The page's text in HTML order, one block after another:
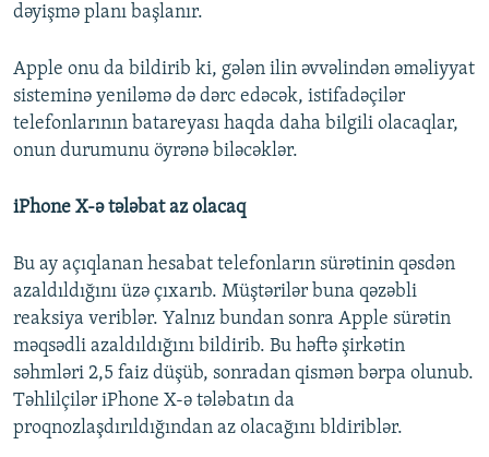
dəyişmə planı başlanır.
Apple onu da bildirib ki, gələn ilin əvvəlindən əməliyyat
sisteminə yeniləmə də dərc edəcək, istifadəçilər
telefonlarının batareyası haqda daha bilgili olacaqlar,
onun durumunu öyrənə biləcəklər.
iPhone X-ə tələbat az olacaq
Bu ay açıqlanan hesabat telefonların sürətinin qəsdən
azaldıldığını üzə çıxarıb. Müştərilər buna qəzəbli
reaksiya veriblər. Yalnız bundan sonra Apple sürətin
məqsədli azaldıldığını bildirib. Bu həftə şirkətin
səhmləri 2,5 faiz düşüb, sonradan qismən bərpa olunub.
Təhlilçilər iPhone X-ə tələbatın da
proqnozlaşdırıldığından az olacağını bldiriblər.